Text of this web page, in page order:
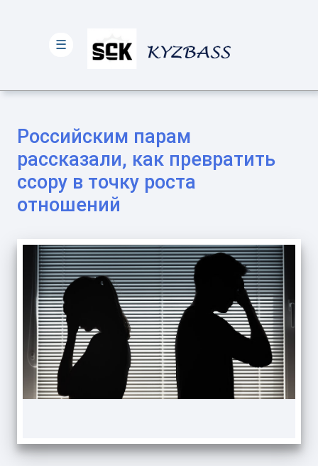
Российским парам
рассказали, как превратить
ссору в точку роста
отношений
☰